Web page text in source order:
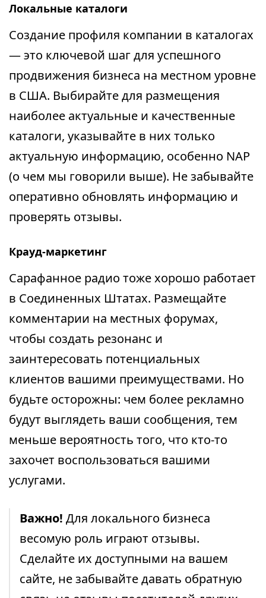
Локальные каталоги
Создание профиля компании в каталогах
— это ключевой шаг для успешного
продвижения бизнеса на местном уровне
в США. Выбирайте для размещения
наиболее актуальные и качественные
каталоги, указывайте в них только
актуальную информацию, особенно NAP
(о чем мы говорили выше). Не забывайте
оперативно обновлять информацию и
проверять отзывы.
Крауд-маркетинг
Сарафанное радио тоже хорошо работает
в Соединенных Штатах. Размещайте
комментарии на местных форумах,
чтобы создать резонанс и
заинтересовать потенциальных
клиентов вашими преимуществами. Но
будьте осторожны: чем более рекламно
будут выглядеть ваши сообщения, тем
меньше вероятность того, что кто-то
захочет воспользоваться вашими
услугами.
Важно! Для локального бизнеса
весомую роль играют отзывы.
Сделайте их доступными на вашем
сайте, не забывайте давать обратную